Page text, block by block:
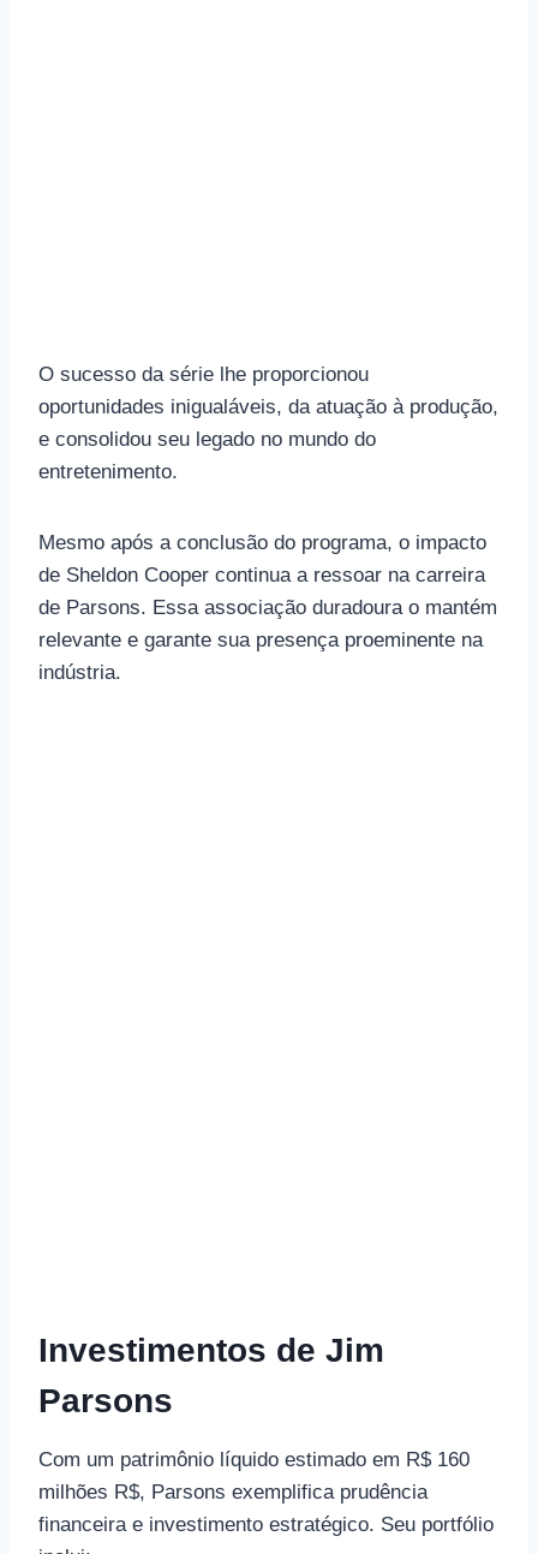
O sucesso da série lhe proporcionou
oportunidades inigualáveis, da atuação à produção,
e consolidou seu legado no mundo do
entretenimento.
Mesmo após a conclusão do programa, o impacto
de Sheldon Cooper continua a ressoar na carreira
de Parsons. Essa associação duradoura o mantém
relevante e garante sua presença proeminente na
indústria.
Investimentos de Jim
Parsons
Com um patrimônio líquido estimado em R$ 160
milhões R$, Parsons exemplifica prudência
financeira e investimento estratégico. Seu portfólio